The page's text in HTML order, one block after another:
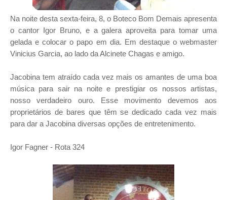
Na noite desta sexta-feira, 8, o Boteco Bom Demais apresenta
o cantor Igor Bruno, e a galera aproveita para tomar uma
gelada e colocar o papo em dia. Em destaque o webmaster
Vinicius Garcia, ao lado da Alcinete Chagas e amigo.
Jacobina tem atraído cada vez mais os amantes de uma boa
música para sair na noite e prestigiar os nossos artistas,
nosso verdadeiro ouro. Esse movimento devemos aos
proprietários de bares que têm se dedicado cada vez mais
para dar a Jacobina diversas opções de entretenimento.
Igor Fagner - Rota 324